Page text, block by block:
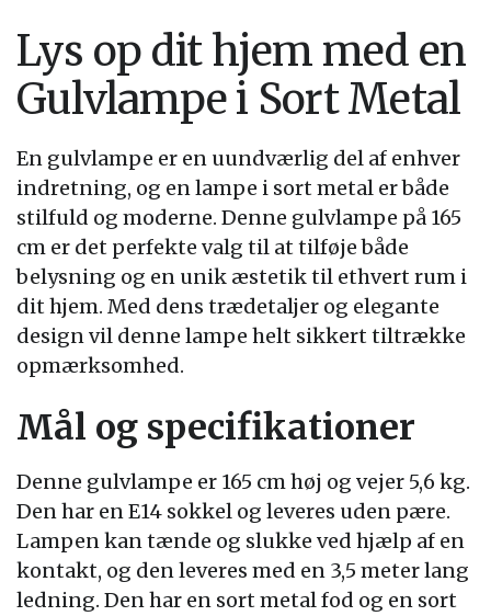
Lys op dit hjem med en
Gulvlampe i Sort Metal
En gulvlampe er en uundværlig del af enhver
indretning, og en lampe i sort metal er både
stilfuld og moderne. Denne gulvlampe på 165
cm er det perfekte valg til at tilføje både
belysning og en unik æstetik til ethvert rum i
dit hjem. Med dens trædetaljer og elegante
design vil denne lampe helt sikkert tiltrække
opmærksomhed.
Mål og specifikationer
Denne gulvlampe er 165 cm høj og vejer 5,6 kg.
Den har en E14 sokkel og leveres uden pære.
Lampen kan tænde og slukke ved hjælp af en
kontakt, og den leveres med en 3,5 meter lang
ledning. Den har en sort metal fod og en sort